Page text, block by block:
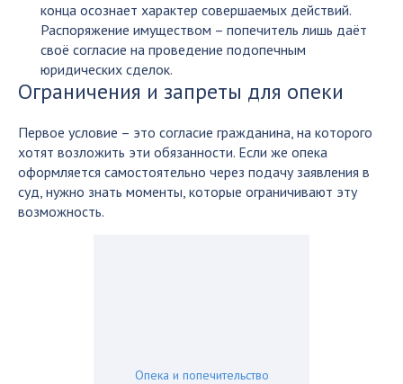
конца осознает характер совершаемых действий.
Распоряжение имуществом – попечитель лишь даёт
своё согласие на проведение подопечным
юридических сделок.
Ограничения и запреты для опеки
Первое условие – это согласие гражданина, на которого
хотят возложить эти обязанности. Если же опека
оформляется самостоятельно через подачу заявления в
суд, нужно знать моменты, которые ограничивают эту
возможность.
Опека и попечительство